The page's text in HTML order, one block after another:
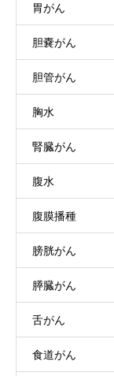
胃がん
胆嚢がん
胆管がん
胸水
腎臓がん
腹水
腹膜播種
膀胱がん
膵臓がん
舌がん
食道がん